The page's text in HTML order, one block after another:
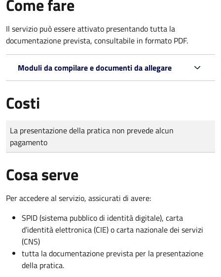
Come fare
Il servizio può essere attivato presentando tutta la
documentazione prevista, consultabile in formato PDF.
Moduli da compilare e documenti da allegare
Costi
Tipo di pagamento
Importo
La presentazione della pratica non prevede alcun
pagamento
Cosa serve
Per accedere al servizio, assicurati di avere:
SPID (sistema pubblico di identità digitale), carta
d’identità elettronica (CIE) o carta nazionale dei servizi
(CNS)
tutta la documentazione prevista per la presentazione
della pratica.